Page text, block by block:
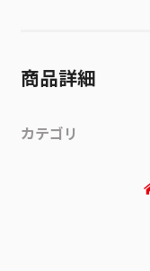
商品詳細
カテゴリ